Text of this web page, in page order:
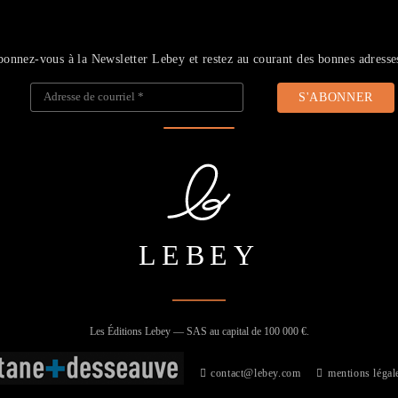
contact@lebey.com mentions
vous à la Newsletter Lebey et restez au courant des bonnes
Adresse de courriel*
LEBEY
Les Éditions Lebey — SAS au capital de 100 000 €.